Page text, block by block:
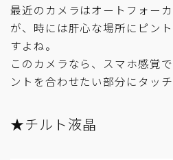
最近のカメラはオートフォー
が、時には肝心な場所にピン
すよね。
このカメラなら、スマホ感覚
ントを合わせたい部分にタッチ
★チルト液晶